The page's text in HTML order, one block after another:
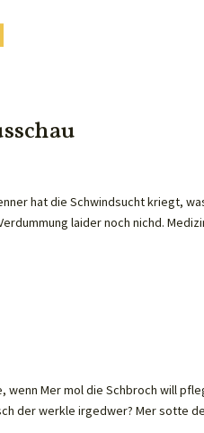
hat die Schwindsucht kriegt,
laider noch nichd.
wenn Mer mol die Schbroch will
der werkle irgedwer? Mer sotte